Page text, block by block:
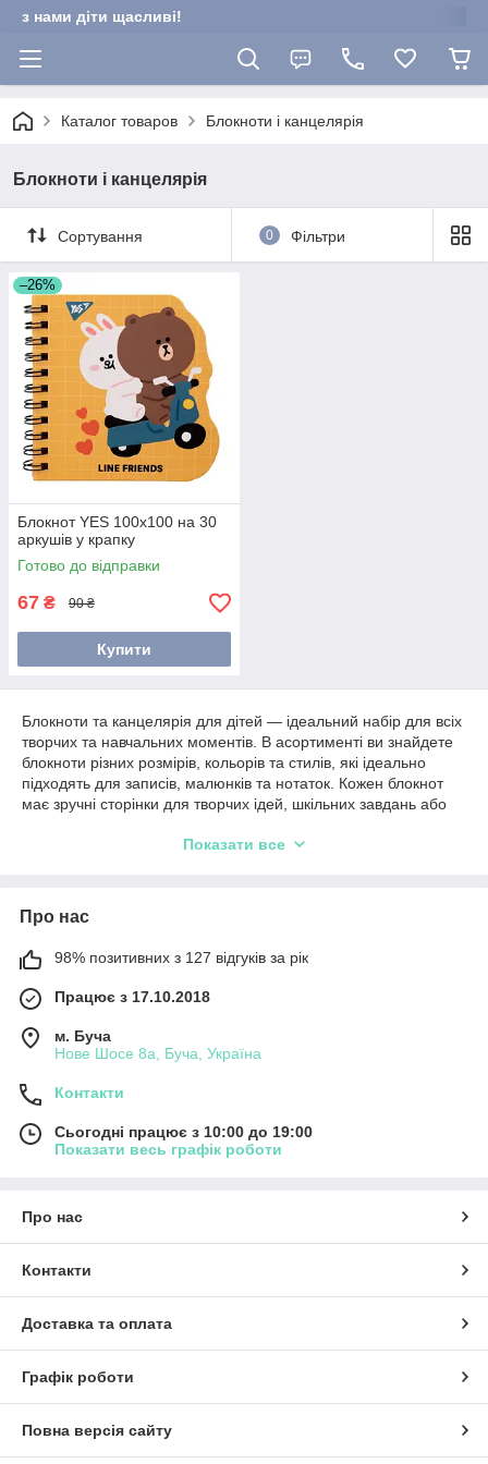
з нами діти щасливі!
Каталог товаров Блокноти і канцелярія
Блокноти і канцелярія
Сортування 0 Фільтри
–26%
Блокнот YES 100x100 на 30
аркушів у крапку
Готово до відправки
67 ₴ 90 ₴
Купити
Блокноти та канцелярія для дітей — ідеальний набір для всіх
творчих та навчальних моментів. В асортименті ви знайдете
блокноти різних розмірів, кольорів та стилів, які ідеально
підходять для записів, малюнків та нотаток. Кожен блокнот
має зручні сторінки для творчих ідей, шкільних завдань або
обкладинкам, ці блокноти легко відкривати та
Крім того, в асортименті канцелярських товарів є всі необхідні
фломастери, ручки, маркери, лінійки та інші приладдя. Усе
проявляти свою фантазію, малюючи і створюючи шедеври.
Вся продукція виготовлена з безпечних матеріалів, тому вона
підходить для дітей різного віку. Канцелярія та блокноти
розвивають дрібну моторику, уяву та творчі здібності.
Яскравий дизайн і зручність у використанні роблять цей набір
чудовим подарунком для будь-якої дитини, що любить
створювати, писати та малювати.
Показати все
Про нас
98% позитивних з 127 відгуків за рік
Працює з 17.10.2018
м. Буча
Нове Шосе 8а, Буча, Україна
Контакти
Сьогодні працює з 10:00 до 19:00
Показати весь графік роботи
Про нас
Контакти
Доставка та оплата
Графік роботи
Повна версія сайту